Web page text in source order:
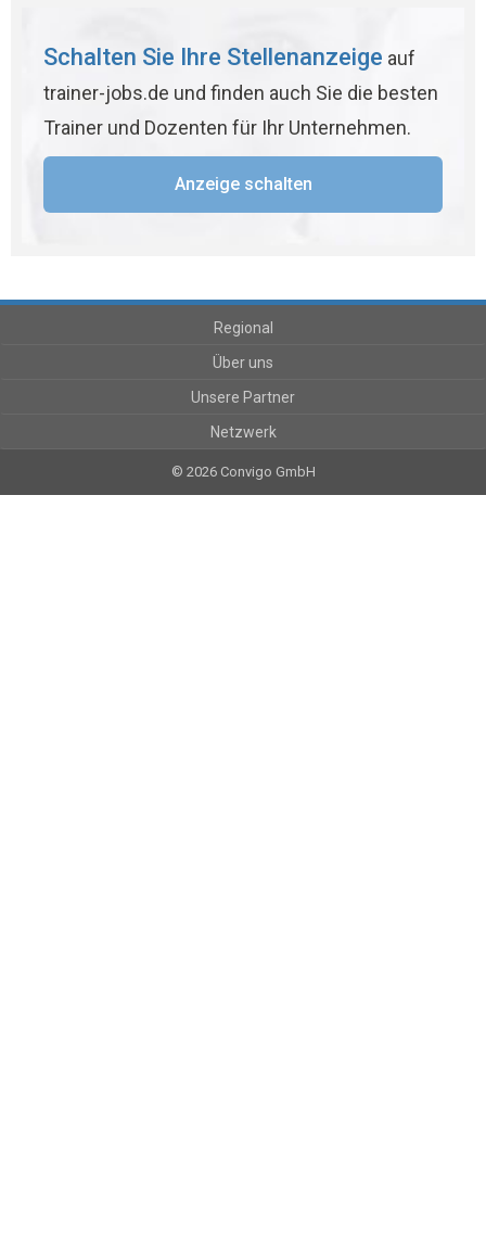
Schalten Sie Ihre Stellenanzeige auf
trainer-jobs.de und finden auch Sie die besten
Trainer und Dozenten für Ihr Unternehmen.
Anzeige schalten
Regional
Über uns
Unsere Partner
Netzwerk
© 2026 Convigo GmbH